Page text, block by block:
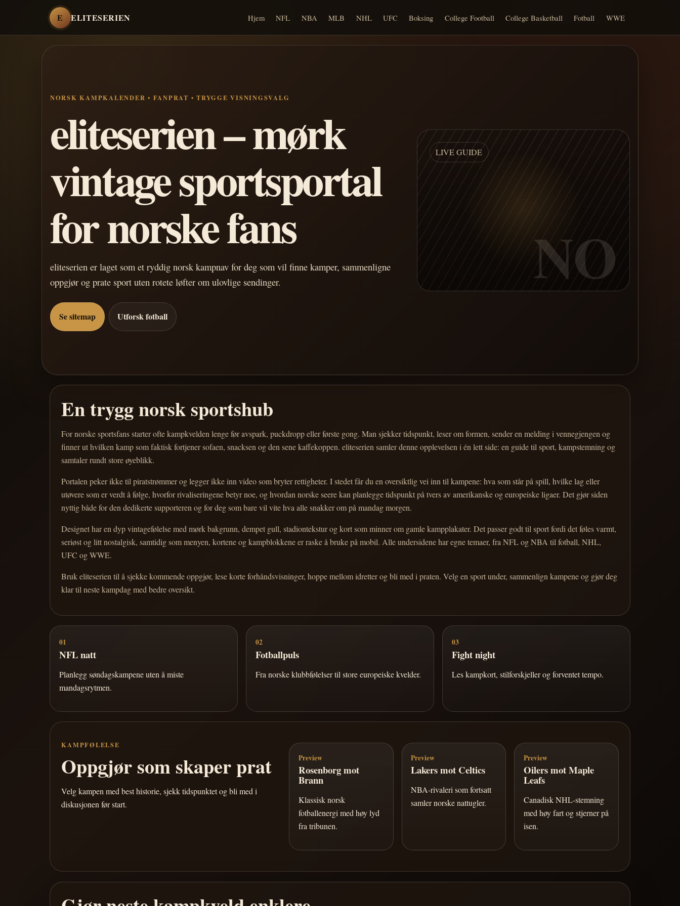
E ELITESERIEN Hjem NFL NBA MLB NHL UFC Boksing College Football College Basketball Fotball WWE
NORSK KAMPKALENDER • FANPRAT • TRYGGE VISNINGSVALG
eliteserien – mørk
vintage sportsportal
for norske fans
eliteserien er laget som et ryddig norsk kampnav for deg som vil finne kamper, sammenligne
oppgjør og prate sport uten rotete løfter om ulovlige sendinger.
Se sitemap Utforsk fotball
LIVE GUIDE
NO
En trygg norsk sportshub
For norske sportsfans starter ofte kampkvelden lenge før avspark, puckdropp eller første gong. Man sjekker tidspunkt, leser om formen, sender en melding i vennegjengen og
finner ut hvilken kamp som faktisk fortjener sofaen, snacksen og den sene kaffekoppen. eliteserien samler denne opplevelsen i én lett side: en guide til sport, kampstemning og
samtaler rundt store øyeblikk.
Portalen peker ikke til piratstrømmer og legger ikke inn video som bryter rettigheter. I stedet får du en oversiktlig vei inn til kampene: hva som står på spill, hvilke lag eller
utøvere som er verdt å følge, hvorfor rivaliseringene betyr noe, og hvordan norske seere kan planlegge tidspunkt på tvers av amerikanske og europeiske ligaer. Det gjør siden
nyttig både for den dedikerte supporteren og for deg som bare vil vite hva alle snakker om på mandag morgen.
Designet har en dyp vintagefølelse med mørk bakgrunn, dempet gull, stadiontekstur og kort som minner om gamle kampplakater. Det passer godt til sport fordi det føles varmt,
seriøst og litt nostalgisk, samtidig som menyen, kortene og kampblokkene er raske å bruke på mobil. Alle undersidene har egne temaer, fra NFL og NBA til fotball, NHL,
UFC og WWE.
Bruk eliteserien til å sjekke kommende oppgjør, lese korte forhåndsvisninger, hoppe mellom idretter og bli med i praten. Velg en sport under, sammenlign kampene og gjør deg
klar til neste kampdag med bedre oversikt.
01
NFL natt
Planlegg søndagskampene uten å miste
mandagsrytmen.
02
Fotballpuls
Fra norske klubbfølelser til store europeiske kvelder.
03
Fight night
Les kampkort, stilforskjeller og forventet tempo.
KAMPFØLELSE
Oppgjør som skaper prat
Velg kampen med best historie, sjekk tidspunktet og bli med i
diskusjonen før start.
Preview
Rosenborg mot
Brann
Klassisk norsk
fotballenergi med høy lyd
fra tribunen.
Preview
Lakers mot Celtics
NBA-rivaleri som fortsatt
samler norske nattugler.
Preview
Oilers mot Maple
Leafs
Canadisk NHL-stemning
med høy fart og stjerner på
isen.